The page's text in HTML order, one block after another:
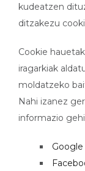
kudeatzen
ditzakezu
Cookie
iragarkiak
moldatzeko
Nahi izanez
informazio
Google